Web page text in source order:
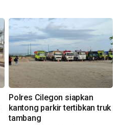
Polres Cilegon siapkan
kantong parkir tertibkan truk
tambang